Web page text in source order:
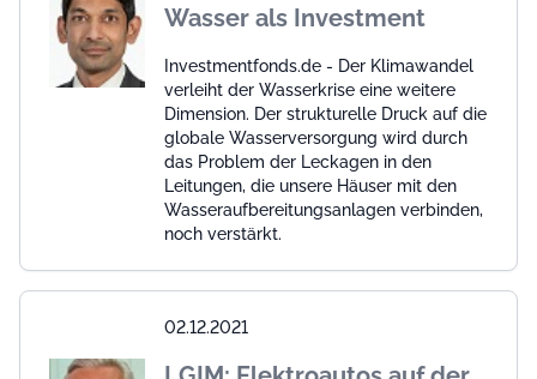
Wasser als Investment
Investmentfonds.de - Der Klimawandel
verleiht der Wasserkrise eine weitere
Dimension. Der strukturelle Druck auf die
globale Wasserversorgung wird durch
das Problem der Leckagen in den
Leitungen, die unsere Häuser mit den
Wasseraufbereitungsanlagen verbinden,
noch verstärkt.
02.12.2021